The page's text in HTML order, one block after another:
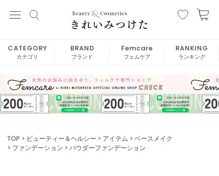
CATEGORY
カテゴリ
BRAND
ブランド
Femcare
フェムケア
RANKING
ランキング
TOP ビューティー＆ヘルシー アイテム
ベースメイク
ファンデーション
パウダーファンデーション